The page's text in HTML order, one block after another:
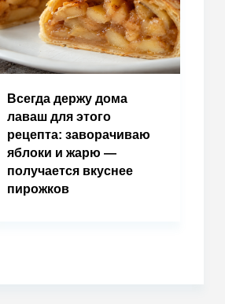
Всегда держу дома
лаваш для этого
рецепта: заворачиваю
яблоки и жарю —
получается вкуснее
пирожков